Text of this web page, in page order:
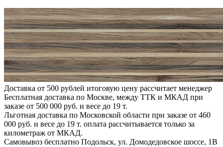
Доставка от 500 рублей итоговую цену рассчитает менеджер
Бесплатная доставка по Москве, между ТТК и МКАД при
заказе от 500 000 руб. и весе до 19 т.
Льготная доставка по Московской области при заказе от 460
000 руб. и весе до 19 т. оплата рассчитывается только за
километраж от МКАД.
Самовывоз бесплатно Подольск, ул. Домодедовское шоссе, 1В